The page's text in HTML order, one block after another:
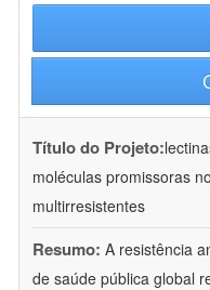
Título do Projeto:
moléculas promissoras
multirresistentes
Resumo: A resistência
de saúde pública global